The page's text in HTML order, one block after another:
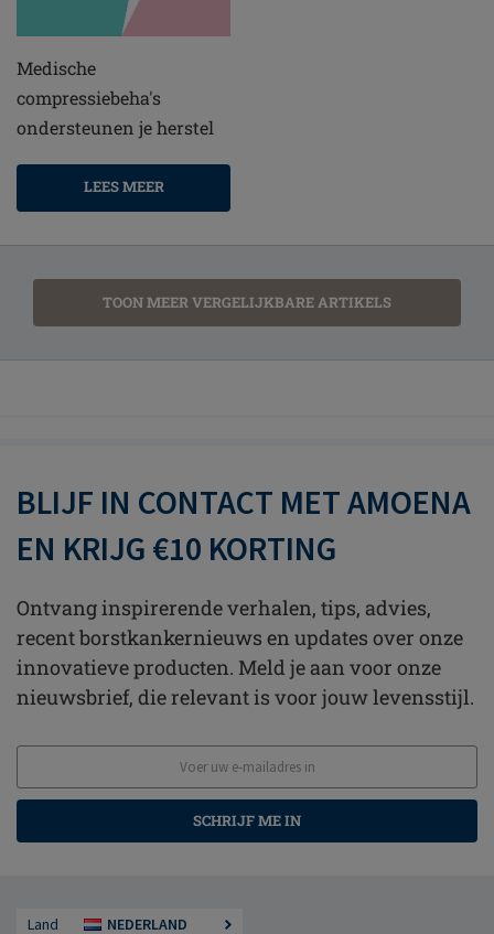
Medische
compressiebeha's
ondersteunen je herstel
LEES MEER
TOON MEER VERGELIJKBARE ARTIKELS
BLIJF IN CONTACT MET AMOENA
EN KRIJG €10 KORTING
Ontvang inspirerende verhalen, tips, advies,
recent borstkankernieuws en updates over onze
innovatieve producten. Meld je aan voor onze
nieuwsbrief, die relevant is voor jouw levensstijl.
SCHRIJF ME IN
Land NEDERLAND